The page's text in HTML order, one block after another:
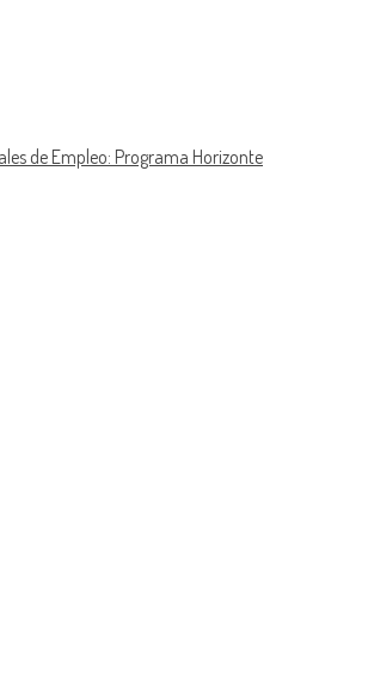
de Empleo: Programa Horizonte